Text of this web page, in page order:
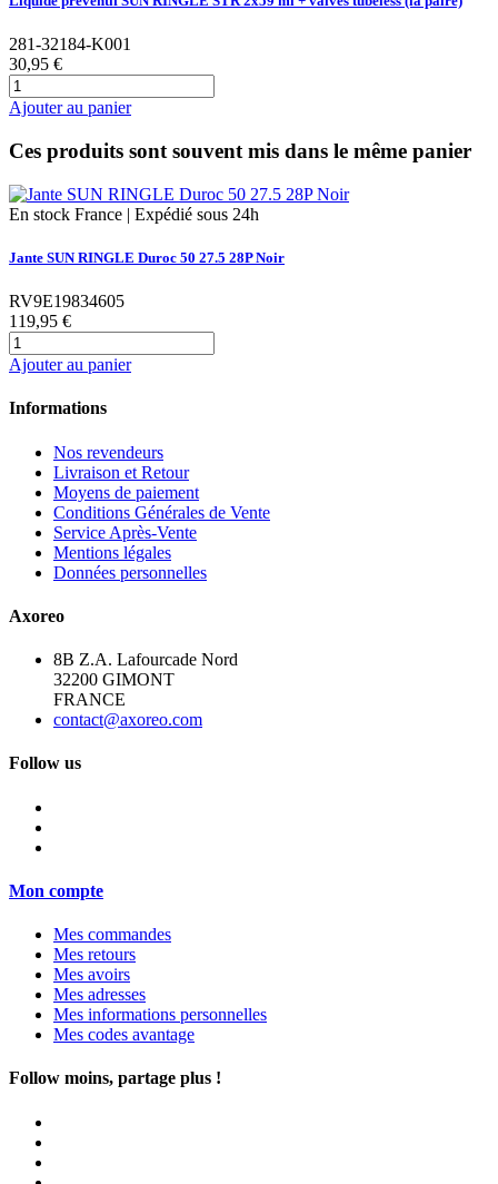
281-32184-K001
30,95 €
Ajouter au panier
Ces produits sont souvent mis dans le même panier
En stock France | Expédié sous 24h
Jante SUN RINGLE Duroc 50 27.5 28P Noir
RV9E19834605
119,95 €
Ajouter au panier
Informations
Nos revendeurs
Livraison et Retour
Moyens de paiement
Conditions Générales de Vente
Service Après-Vente
Mentions légales
Données personnelles
Axoreo
8B Z.A. Lafourcade Nord
32200 GIMONT
FRANCE
contact@axoreo.com
Follow us
Mon compte
Mes commandes
Mes retours
Mes avoirs
Mes adresses
Mes informations personnelles
Mes codes avantage
Follow moins, partage plus !